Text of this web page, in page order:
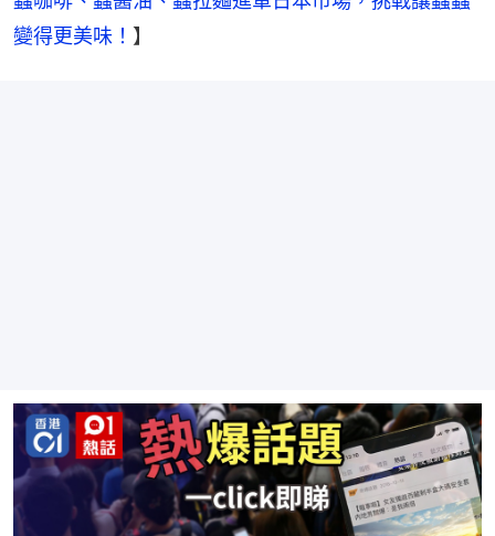
變得更美味！ 】